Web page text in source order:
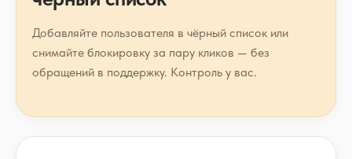
Добавляйте пользователя в чёрный список или
снимайте блокировку за пару кликов — без
обращений в поддержку. Контроль у вас.